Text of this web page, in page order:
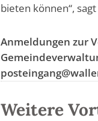
bieten können“,
Anmeldungen zur
Weitere